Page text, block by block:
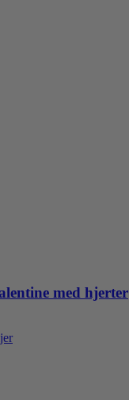
med hjerter